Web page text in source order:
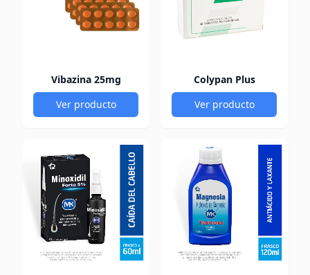
Vibazina 25mg
Ver producto
Colypan Plus
Ver producto